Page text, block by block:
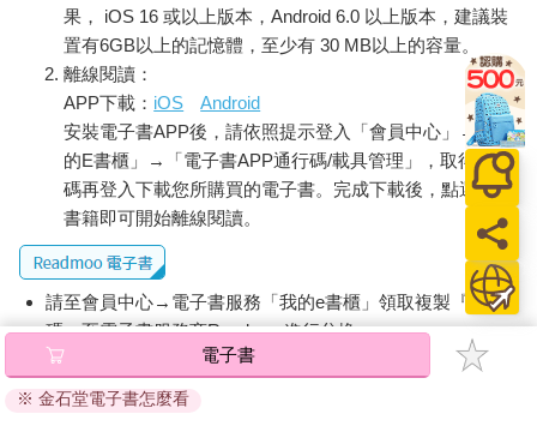
果， iOS 16 或以上版本，Android 6.0 以上版本，建議裝
置有6GB以上的記憶體，至少有 30 MB以上的容量。
離線閱讀：
APP下載： iOS
Android
安裝電子書APP後，請依照提示登入「會員中心」→「我
的E書櫃」→「電子書APP通行碼/載具管理」，取得通行
碼再登入下載您所購買的電子書。完成下載後，點選任一
書籍即可開始離線閱讀。
請至會員中心→電子書服務「我的e書櫃」領取複製『兌換
碼』至電子書服務商Readmoo進行兌換。
退換貨須知：
因版權保護，您在金石堂所購買的電子書僅能以金石堂專屬
電子書
※ 金石堂電子書怎麼看